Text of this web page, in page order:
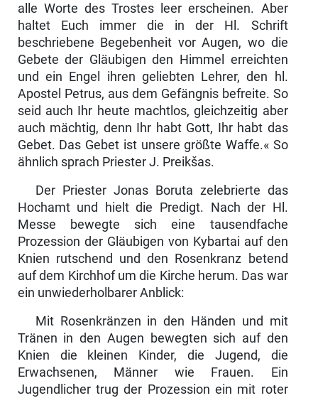
alle Worte des Trostes leer erscheinen. Aber
haltet Euch immer die in der Hl. Schrift
beschriebene Begebenheit vor Augen, wo die
Gebete der Gläubigen den Himmel erreichten
und ein Engel ihren geliebten Lehrer, den hl.
Apostel Petrus, aus dem Gefängnis befreite. So
seid auch Ihr heute machtlos, gleichzeitig aber
auch mächtig, denn Ihr habt Gott, Ihr habt das
Gebet. Das Gebet ist unsere größte Waffe.« So
ähnlich sprach Priester J. Preikšas.
Der Priester Jonas Boruta zelebrierte das
Hochamt und hielt die Predigt. Nach der Hl.
Messe bewegte sich eine tausendfache
Prozession der Gläubigen von Kybartai auf den
Knien rutschend und den Rosenkranz betend
auf dem Kirchhof um die Kirche herum. Das war
ein unwiederholbarer Anblick:
Mit Rosenkränzen in den Händen und mit
Tränen in den Augen bewegten sich auf den
Knien die kleinen Kinder, die Jugend, die
Erwachsenen, Män­ner wie Frauen. Ein
Jugendlicher trug der Prozession ein mit roter